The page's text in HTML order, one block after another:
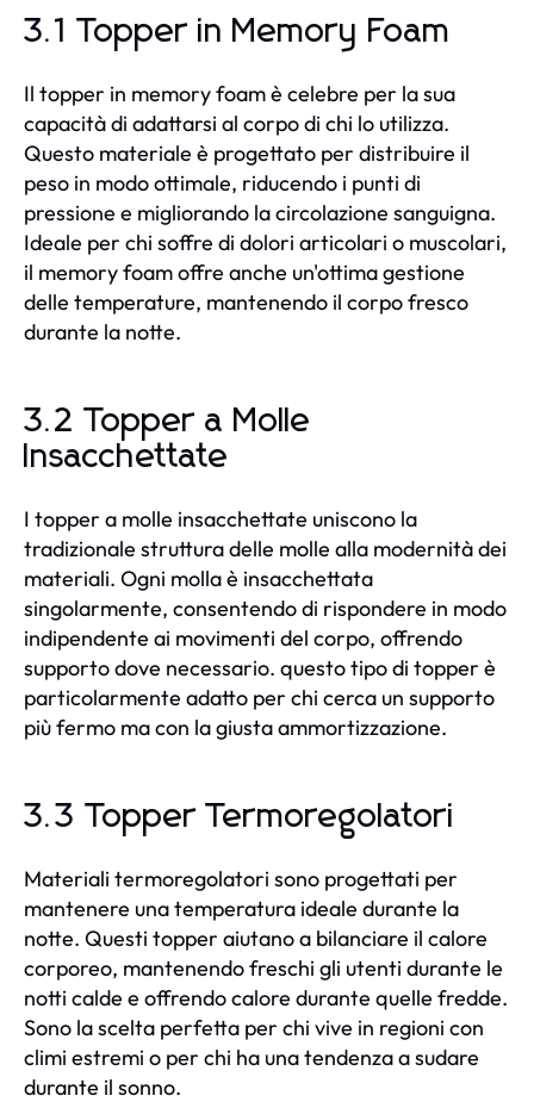
3.1 Topper in Memory Foam
Il topper in memory foam è celebre per la sua
capacità di adattarsi al corpo di chi lo utilizza.
Questo materiale è progettato per distribuire il
peso in modo ottimale, riducendo i punti di
pressione e migliorando la circolazione sanguigna.
Ideale per chi soffre di dolori articolari o muscolari,
il memory foam offre anche un'ottima gestione
delle temperature, mantenendo il corpo fresco
durante la notte.
3.2 Topper a Molle
Insacchettate
I topper a molle insacchettate uniscono la
tradizionale struttura delle molle alla modernità dei
materiali. Ogni molla è insacchettata
singolarmente, consentendo di rispondere in modo
indipendente ai movimenti del corpo, offrendo
supporto dove necessario. questo tipo di topper è
particolarmente adatto per chi cerca un supporto
più fermo ma con la giusta ammortizzazione.
3.3 Topper Termoregolatori
Materiali termoregolatori sono progettati per
mantenere una temperatura ideale durante la
notte. Questi topper aiutano a bilanciare il calore
corporeo, mantenendo freschi gli utenti durante le
notti calde e offrendo calore durante quelle fredde.
Sono la scelta perfetta per chi vive in regioni con
climi estremi o per chi ha una tendenza a sudare
durante il sonno.